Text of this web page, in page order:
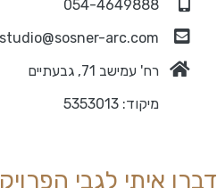
איתי לגבי
054-4649888
studio@sosner-arc.com
רח' עמישב 71, גבעתיים
מיקוד: 5353013